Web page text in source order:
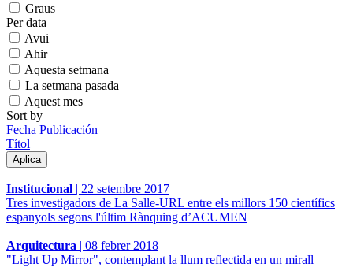
Graus
Per data
Avui
Ahir
Aquesta setmana
La setmana pasada
Aquest mes
Sort by
Fecha Publicación
Títol
Institucional | 22 setembre 2017
Tres investigadors de La Salle-URL entre els millors 150 científics
espanyols segons l'últim Rànquing d’ACUMEN
Arquitectura | 08 febrer 2018
"Light Up Mirror", contemplant la llum reflectida en un mirall